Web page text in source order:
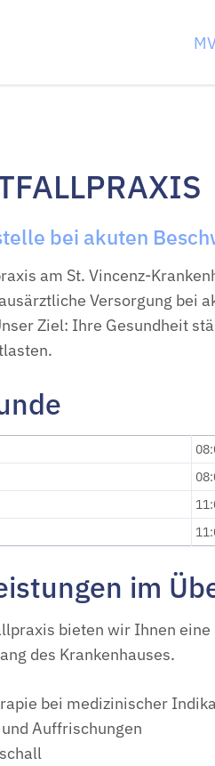
Praxis Diabetologie
Praxis Onkologie
Praxis Orthopädie Limburg
bei akuten
am St. Vincenz-
Versorgung bei
Ziel: Ihre Gesundheit
im
bieten wir Ihnen
des Krankenhauses.
bei medizinischer
Auffrischungen